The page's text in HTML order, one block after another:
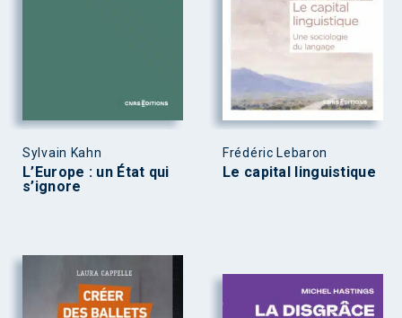
Sylvain Kahn
L’Europe : un État qui
s’ignore
Frédéric Lebaron
Le capital linguistique